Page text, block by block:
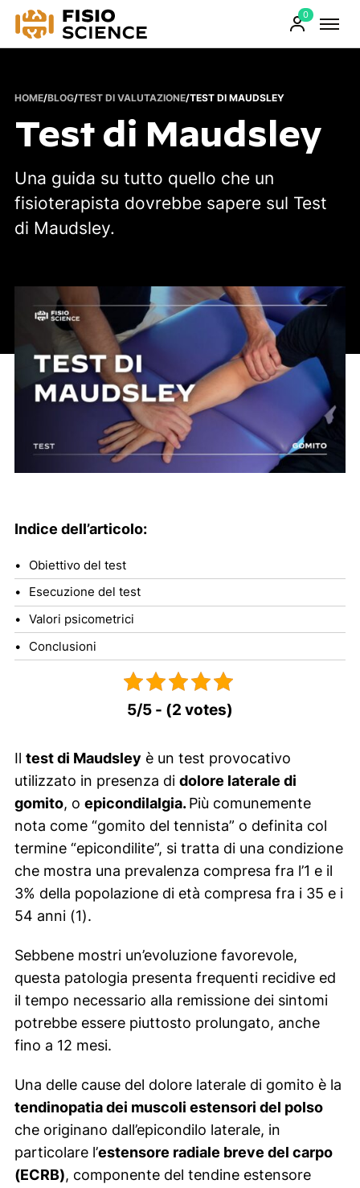
0
Prodotti
HOME/BLOG/TEST DI VALUTAZIONE/TEST DI MAUDSLEY
Test di Maudsley
Una guida su tutto quello che un
fisioterapista dovrebbe sapere sul Test
di Maudsley.
Indice dell’articolo:
Obiettivo del test
Esecuzione del test
Valori psicometrici
Conclusioni
5/5 - (2 votes)
Il test di Maudsley è un test provocativo
utilizzato in presenza di dolore laterale di
gomito, o epicondilalgia.Più comunemente
nota come “gomito del tennista” o definita col
termine “epicondilite”, si tratta di una condizione
che mostra una prevalenza compresa fra l’1 e il
3% della popolazione di età compresa fra i 35 e i
54 anni (1).
Sebbene mostri un’evoluzione favorevole,
questa patologia presenta frequenti recidive ed
il tempo necessario alla remissione dei sintomi
potrebbe essere piuttosto prolungato, anche
fino a 12 mesi.
Una delle cause del dolore laterale di gomito è la
tendinopatia dei muscoli estensori del polso
che originano dall’epicondilo laterale, in
particolare l’estensore radiale breve del carpo
(ECRB), componente del tendine estensore